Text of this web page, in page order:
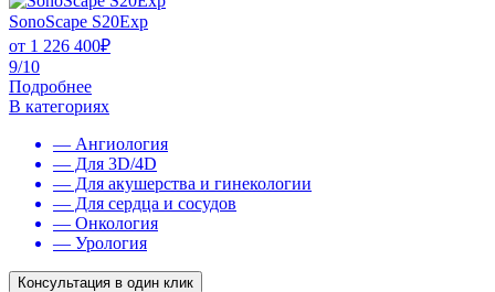
SonoScape S20Exp
от 1 226 400₽
9/10
Подробнее
В категориях
— Ангиология
— Для 3D/4D
— Для акушерства и гинекологии
— Для сердца и сосудов
— Онкология
— Урология
Консультация в один клик